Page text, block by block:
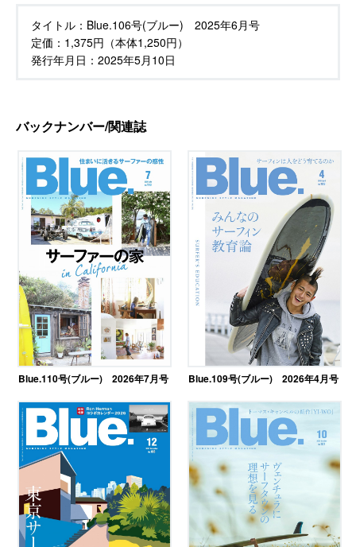
タイトル： Blue.106号(ブルー) 2025年6月号
定価： 1,375円（本体1,250円）
発行年月日： 2025年5月10日
バックナンバー/関連誌
Blue.110号(ブルー) 2026年7月号 Blue.109号(ブルー) 2026年4月号